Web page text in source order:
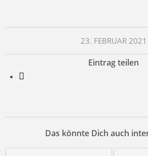
23. FEBRUAR 2021
Eintrag teilen
Das könnte Dich auch